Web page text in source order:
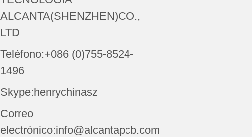
ALCANTA(SHENZHEN)CO.,
LTD
Teléfono:+086 (0)755-8524-
1496
Skype:henrychinasz
Correo
electrónico:info@alcantapcb.com